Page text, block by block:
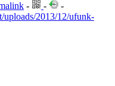
- -
-
2013/12/ufunk-